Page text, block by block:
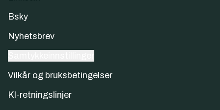
Bsky
Nyhetsbrev
Vilkår og bruksbetingelser
KI-retningslinjer